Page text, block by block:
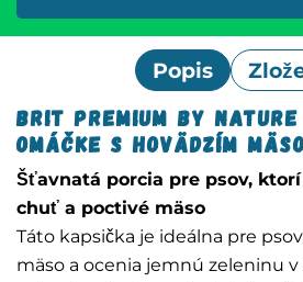
Popis
Brit Premium by
omáčke s hovädzím
Šťavnatá porcia pre psov,
chuť a poctivé mäso
Táto kapsička je ideálna pre
mäso a ocenia jemnú zeleninu v